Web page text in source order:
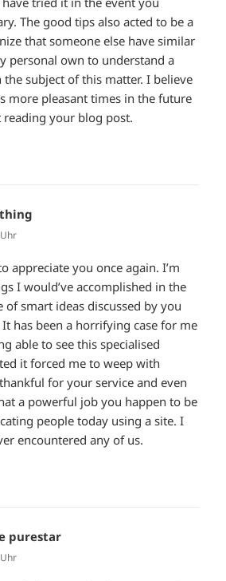
The good tips also acted to be a
that someone else have similar
personal own to understand a
subject of this matter. I believe
more pleasant times in the future
your blog post.
appreciate you once again. I’m
I would’ve accomplished in the
of smart ideas discussed by you
has been a horrifying case for me
able to see this specialised
it forced me to weep with
for your service and even
a powerful job you happen to be
people today using a site. I
encountered any of us.
purestar